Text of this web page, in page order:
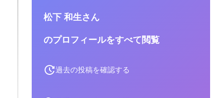
松下 和生さん
のプロフィールをすべて閲覧
過去の投稿を確認する